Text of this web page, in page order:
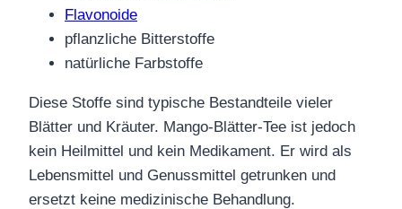
Flavonoide
pflanzliche Bitterstoffe
natürliche Farbstoffe
Diese Stoffe sind typische Bestandteile vieler
Blätter und Kräuter. Mango-Blätter-Tee ist jedoch
kein Heilmittel und kein Medikament. Er wird als
Lebensmittel und Genussmittel getrunken und
ersetzt keine medizinische Behandlung.